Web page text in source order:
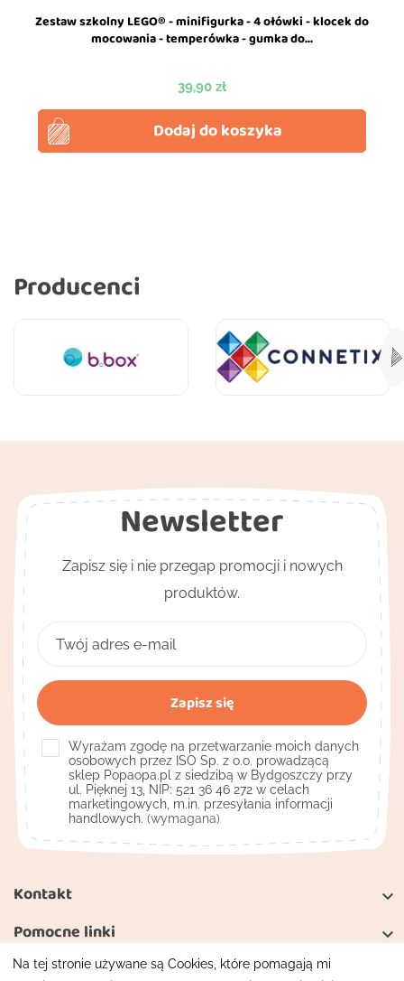
Zestaw szkolny LEGO® - minifigurka - 4 ołówki - klocek do
mocowania - temperówka - gumka do...
Cena
39,90 zł
Dodaj do koszyka
Producenci
Kontakt 
Pomocne linki 
Moje konto
Newsletter
Zapisz się i nie przegap promocji i nowych
produktów.
Wyrażam zgodę na przetwarzanie moich danych
osobowych przez ISO Sp. z o.o. prowadzącą
sklep Popaopa.pl z siedzibą w Bydgoszczy przy
ul. Pięknej 13, NIP: 521 36 46 272 w celach
marketingowych, m.in. przesyłania informacji
handlowych. (wymagana)
Na tej stronie używane są Cookies, które pomagają mi